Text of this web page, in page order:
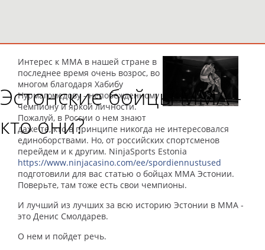
Эстонские бойцы ММА -
кто они?
Интерес к MMA в нашей стране в
последнее время очень возрос, во
многом благодаря Хабибу
Нурмагомедову - непобежденному
чемпиону и яркой личности.
Пожалуй, в России о нем знают
даже те, кто в принципе никогда не интересовался
единоборствами. Но, от российских спортсменов
перейдем и к другим. NinjaSports Estonia
https://www.ninjacasino.com/ee/spordiennustused
подготовили для вас статью о бойцах MMA Эстонии.
Поверьте, там тоже есть свои чемпионы.
И лучший из лучших за всю историю Эстонии в MMA -
это Денис Смолдарев.
О нем и пойдет речь.